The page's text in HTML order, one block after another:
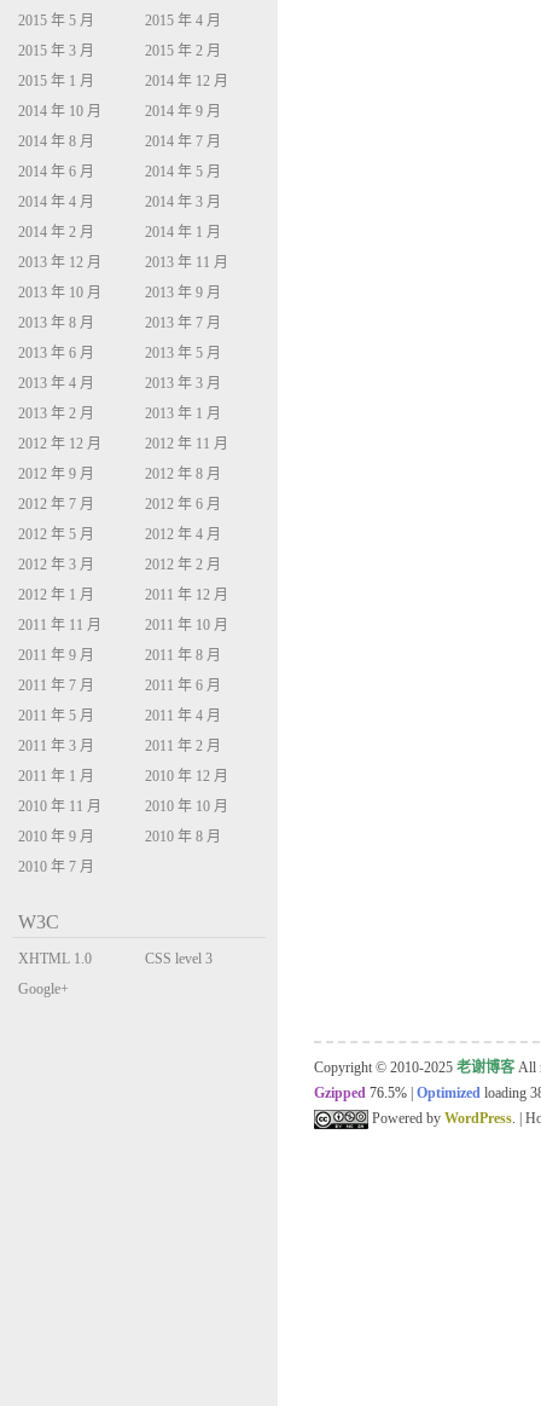
2015 年 5 月
2015 年 4 月
2015 年 3 月
2015 年 2 月
2015 年 1 月
2014 年 12 月
2014 年 10 月
2014 年 9 月
2014 年 8 月
2014 年 7 月
2014 年 6 月
2014 年 5 月
2014 年 4 月
2014 年 3 月
2014 年 2 月
2014 年 1 月
2013 年 12 月
2013 年 11 月
2013 年 10 月
2013 年 9 月
2013 年 8 月
2013 年 7 月
2013 年 6 月
2013 年 5 月
2013 年 4 月
2013 年 3 月
2013 年 2 月
2013 年 1 月
2012 年 12 月
2012 年 11 月
2012 年 9 月
2012 年 8 月
2012 年 7 月
2012 年 6 月
2012 年 5 月
2012 年 4 月
2012 年 3 月
2012 年 2 月
2012 年 1 月
2011 年 12 月
2011 年 11 月
2011 年 10 月
2011 年 9 月
2011 年 8 月
2011 年 7 月
2011 年 6 月
2011 年 5 月
2011 年 4 月
2011 年 3 月
2011 年 2 月
2011 年 1 月
2010 年 12 月
2010 年 11 月
2010 年 10 月
2010 年 9 月
2010 年 8 月
2010 年 7 月
W3C
XHTML 1.0
Transitional
CSS level 3
Google+
Copyright © 2010-2025 老谢博客 All
Gzipped 76.5% Optimized loading
Powered by WordPress. |